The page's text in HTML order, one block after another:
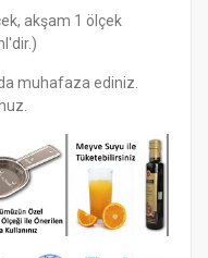
akşam 1 ölçek
muhafaza ediniz.